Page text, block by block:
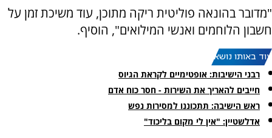
"מדובר בהונאה פוליטית ריקה מתוכן, עוד משיכת זמן על
חשבון הלוחמים ואנשי המילואים", הוסיף.
עוד באותו נושא:
רבני הישיבות: אופטימיים לקראת הגיוס
חייבים להאריך את השירות - חסר כוח אדם
ראש הישיבה: תתכוננו למסירות נפש
אדלשטיין: "אין לי מקום בליכוד"